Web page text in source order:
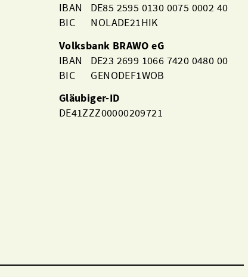
IBAN DE85 2595 0130 0075 0002 40
BIC NOLADE21HIK
Volksbank BRAWO eG
IBAN DE23 2699 1066 7420 0480 00
BIC GENODEF1WOB
Gläubiger-ID
DE41ZZZ00000209721